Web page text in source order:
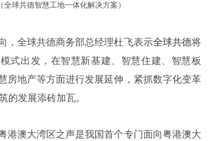
（全球共德智慧工地一体化解决方案 ）
， 全球共德商务部总经理杜飞表示全球共德将
式出发 ， 在智慧新基建、 智慧住建、 智慧板
房地产等方面进行发展延伸 ， 紧抓数字化变革
的发展添砖加瓦。
港澳大湾区之声是我国首个专门面向粤港澳大